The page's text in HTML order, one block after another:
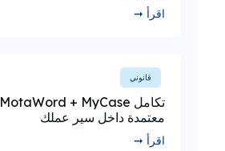
اقرأ ➞
قانوني
معتمدة داخل سير عملك
اقرأ ➞